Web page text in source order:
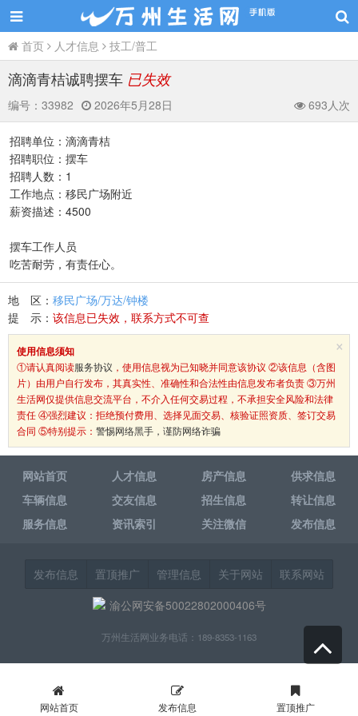
首页 人才信息 技工/普工
滴滴青桔诚聘摆车 已失效
编号： 33982 2026年5月28日 693人次
招聘单位：滴滴青桔
招聘职位：摆车
招聘人数：1
工作地点：移民广场附近
薪资描述：4500
摆车工作人员
吃苦耐劳，有责任心。
地 区： 移民广场/万达/钟楼
提 示： 该信息已失效，联系方式不可查
×
使用信息须知
①请认真阅读服务协议 ，使用信息视为已知晓并同意该协议 ②该信息（含图
片）由用户自行发布，其真实性、准确性和合法性由信息发布者负责 ③万州
生活网仅提供信息交流平台，不介入任何交易过程，不承担安全风险和法律
责任 ④强烈建议：拒绝预付费用、选择见面交易、核验证照资质、签订交易
合同 ⑤特别提示： 警惕网络黑手，谨防网络诈骗
网站首页 人才信息 房产信息
供求信息
车辆信息
交友信息 招生信息
转让信息
服务信息
资讯索引 关注微信 发布信息
发布信息 置顶推广 管理信息 关于网站
联系网站
渝公网安备50022802000406号
万州生活网业务电话：189-8353-1163
网站首页 发布信息 置顶推广